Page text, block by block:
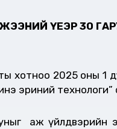
ҮЕЭР 30
хотноо 2025 оны 1
эриний технологи”
аж үйлдвэрийн